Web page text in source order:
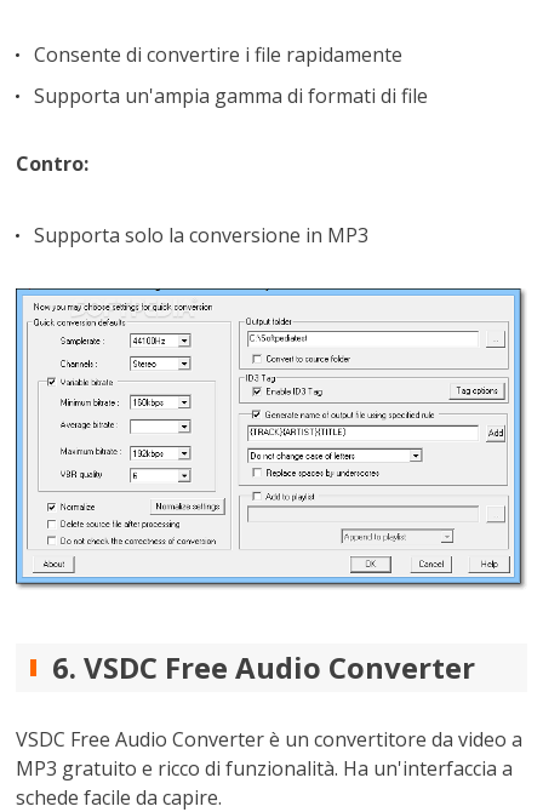
Consente di convertire i file rapidamente
Supporta un'ampia gamma di formati di file
Contro:
Supporta solo la conversione in MP3
6. VSDC Free Audio Converter
VSDC Free Audio Converter è un convertitore da video a
MP3 gratuito e ricco di funzionalità. Ha un'interfaccia a
schede facile da capire.